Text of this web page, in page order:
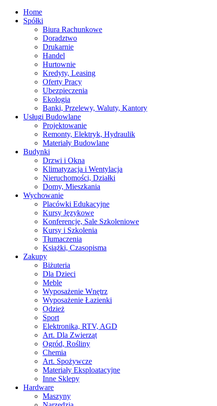
Home
Spółki
Biura Rachunkowe
Doradztwo
Drukarnie
Handel
Hurtownie
Kredyty, Leasing
Oferty Pracy
Ubezpieczenia
Ekologia
Banki, Przelewy, Waluty, Kantory
Usługi Budowlane
Projektowanie
Remonty, Elektryk, Hydraulik
Materiały Budowlane
Budynki
Drzwi i Okna
Klimatyzacja i Wentylacja
Nieruchomości, Działki
Domy, Mieszkania
Wychowanie
Placówki Edukacyjne
Kursy Językowe
Konferencje, Sale Szkoleniowe
Kursy i Szkolenia
Tłumaczenia
Książki, Czasopisma
Zakupy
Biżuteria
Dla Dzieci
Meble
Wyposażenie Wnętrz
Wyposażenie Łazienki
Odzież
Sport
Elektronika, RTV, AGD
Art. Dla Zwierząt
Ogród, Rośliny
Chemia
Art. Spożywcze
Materiały Eksploatacyjne
Inne Sklepy
Hardware
Maszyny